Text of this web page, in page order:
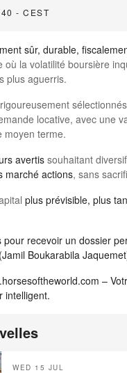
- CEST
sûr, durable,
où la volatilité boursière
plus aguerris.
locative, avec une
moyen terme.
avertis souhaitant
marché actions, sans
plus prévisible, plus
pour recevoir un dossier
Boukarabila
–
intelligent.
WED 15 JUL